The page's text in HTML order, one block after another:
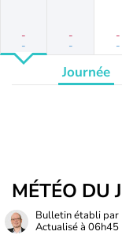
-
-
-
-
-
-
Journée
MÉTÉO DU
Bulletin établi par
Actualisé à 06h45